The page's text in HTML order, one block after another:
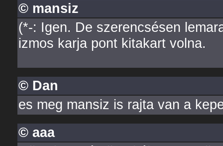
© mansiz
(*-: Igen. De szerencsésen
izmos karja pont kitakart volna.
© Dan
es meg mansiz is rajta van a
© aaa